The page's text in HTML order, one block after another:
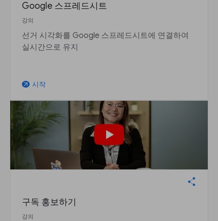
Google 스프레드시트
강의
선거 시각화를 Google 스프레드시트에 연결하여
실시간으로 유지
arrow_outward 시작
구독 홍보하기
강의